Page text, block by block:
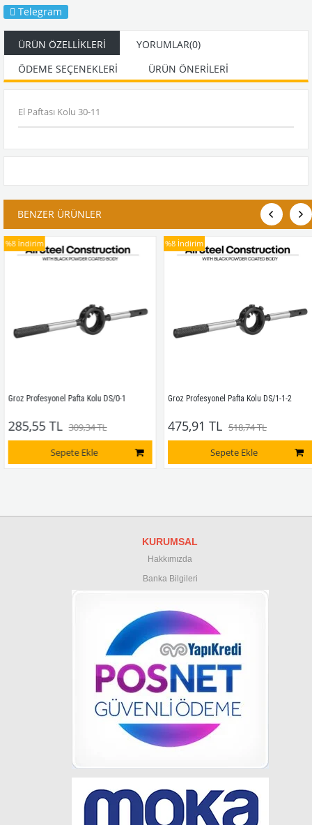
Telegram
ÜRÜN ÖZELLIKLERI YORUMLAR(0)
ÖDEME SEÇENEKLERI
ÜRÜN ÖNERILERI
El Paftası Kolu 30-11
BENZER ÜRÜNLER
Groz Profesyonel Pafta Kolu DS/0-1
285,55 TL 309,34 TL
Sepete Ekle
İndirim
Groz Profesyonel Pafta Kolu DS/1-1-2
475,91 TL 518,74 TL
Sepete Ekle
%8 İndirim
KURUMSAL
Hakkımızda
Banka Bilgileri